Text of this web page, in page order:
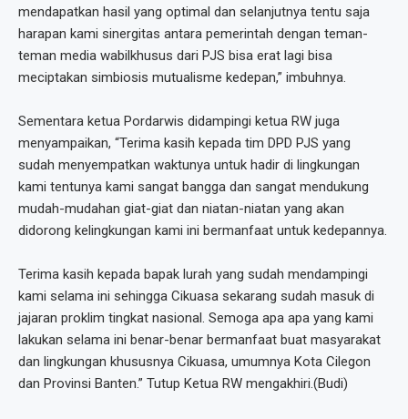
mendapatkan hasil yang optimal dan selanjutnya tentu saja
harapan kami sinergitas antara pemerintah dengan teman-
teman media wabilkhusus dari PJS bisa erat lagi bisa
meciptakan simbiosis mutualisme kedepan,” imbuhnya.
Sementara ketua Pordarwis didampingi ketua RW juga
menyampaikan, “Terima kasih kepada tim DPD PJS yang
sudah menyempatkan waktunya untuk hadir di lingkungan
kami tentunya kami sangat bangga dan sangat mendukung
mudah-mudahan giat-giat dan niatan-niatan yang akan
didorong kelingkungan kami ini bermanfaat untuk kedepannya.
Terima kasih kepada bapak lurah yang sudah mendampingi
kami selama ini sehingga Cikuasa sekarang sudah masuk di
jajaran proklim tingkat nasional. Semoga apa apa yang kami
lakukan selama ini benar-benar bermanfaat buat masyarakat
dan lingkungan khususnya Cikuasa, umumnya Kota Cilegon
dan Provinsi Banten.” Tutup Ketua RW mengakhiri.(Budi)